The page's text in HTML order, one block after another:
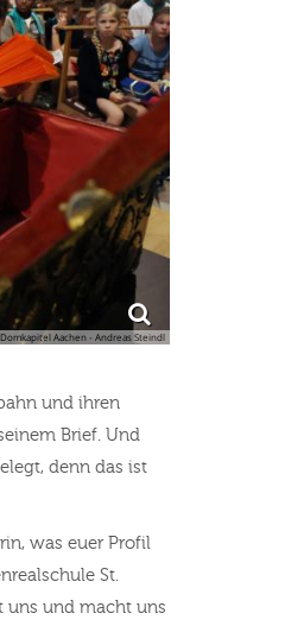
Aachen - Andreas Steindl
und ihren
Brief. Und
denn das ist
was euer Profil
St.
uns und macht uns